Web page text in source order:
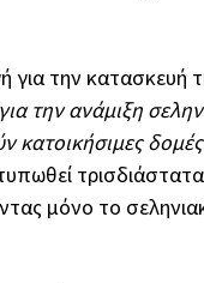
για την κατασκευή
την ανάμιξη
κατοικήσιμες
μόνο το